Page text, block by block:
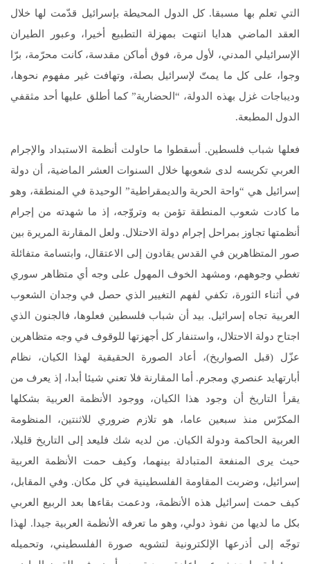
التي تعلم بها مسبقا. كل الدول المحيطة بإسرائيل قدّمت لها خلال
العقد الماضي هدايا انتهت بمهزلة التطبيع أخيرا، وعبور الطيران
الإسرائيلي المدني، لأول مرة، فوق أماكن مقدسة، كانت محرّمة، برّا
وجوا، على كل ما يمتّ لإسرائيل بصلة، وتهافت غير مفهوم نحوها،
وديباجات غزل بهذه الدولة، “الحضارية” كما أطلق عليها أحد مثقفي
الدول المطبعة.
فعلها شباب فلسطين. أسقطوا ما حاولت أنظمة الاستبداد والإجرام
العربي تكريسه لدى شعوبها خلال السنوات العشر الماضية، أن دولة
إسرائيل هي “واحة الحرية والديمقراطية” الوحيدة في المنطقة، وهو
ما كادت شعوب المنطقة تؤمن به وتروّجه، إذ ما شهدته من إجرام
أنظمتها تجاوز بمراحل إجرام دولة الاحتلال. ولعل المقارنة المريرة بين
صور المتظاهرين في القدس يقادون إلى الاعتقال، وابتسامة متفائلة
تغطي وجوههم، ومشهد الخوف المهول على وجه أي متظاهر سوري
في أثناء الثورة، تكفي لفهم التغيير الذي حصل في وجدان الشعوب
العربية تجاه إسرائيل. بيد أن شباب فلسطين فعلوها، فالجنون الذي
اجتاح دولة الاحتلال، واستنفار كل أجهزتها للوقوف في وجه متظاهرين
عزّل (قبل الصواريخ)، أعاد الصورة الحقيقية لهذا الكيان، نظام
أبارتهايد عنصري ومجرم. أما المقارنة فلا تعني شيئا أبدا، إذ يعرف من
يقرأ التاريخ أن وجود هذا الكيان، ووجود الأنظمة العربية بشكلها
المكرّس منذ سبعين عاما، هو تلازم ضروري للاثنتين، المنظومة
العربية الحاكمة ودولة الكيان. من لديه شك فليعد إلى التاريخ قليلا،
حيث يرى المنفعة المتبادلة بينهما، وكيف حمت الأنظمة العربية
إسرائيل، وضربت المقاومة الفلسطينية في كل مكان. وفي المقابل،
كيف حمت إسرائيل هذه الأنظمة، ودعمت بقاءها بعد الربيع العربي
بكل ما لديها من نفوذ دولي، وهو ما تعرفه الأنظمة العربية جيدا. لهذا
توجّه إلى أذرعها الإلكترونية لتشويه صورة الفلسطيني، وتحميله